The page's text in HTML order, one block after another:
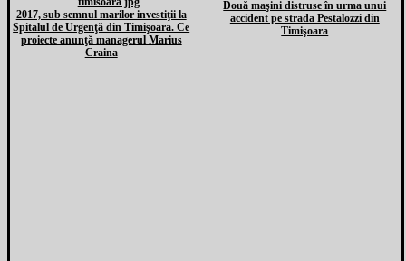
2017, sub semnul marilor investiţii la
Spitalul de Urgenţă din Timişoara. Ce
proiecte anunţă managerul Marius
Craina
Două maşini distruse în urma unui
accident pe strada Pestalozzi din
Timişoara